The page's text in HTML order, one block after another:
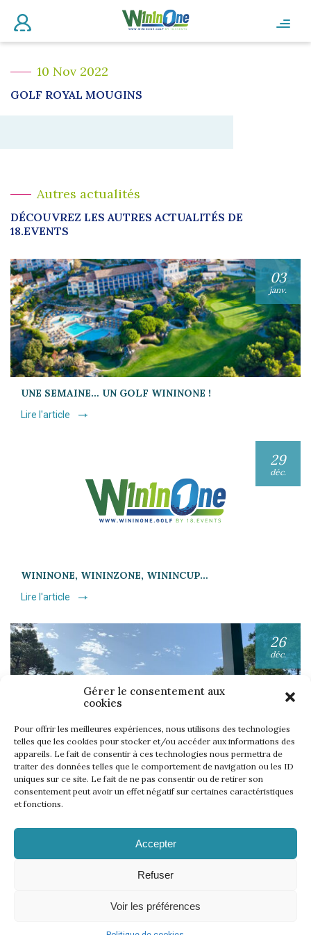
Gérer le consentement aux
cookies
Pour offrir les meilleures expériences, nous utilisons des technologies
telles que les cookies pour stocker et/ou accéder aux informations des
appareils. Le fait de consentir à ces technologies nous permettra de
traiter des données telles que le comportement de navigation ou les ID
uniques sur ce site. Le fait de ne pas consentir ou de retirer son
consentement peut avoir un effet négatif sur certaines caractéristiques
et fonctions.
Accepter
Refuser
Voir les préférences
10 Nov 2022
GOLF ROYAL MOUGINS
Autres actualités
DÉCOUVREZ LES AUTRES ACTUALITÉS DE
18.EVENTS
03
janv.
UNE SEMAINE… UN GOLF WININONE !
Lire l'article
29
déc.
WININONE, WININZONE, WININCUP…
Lire l'article
26
déc.
UNE SEMAINE… TOUS LES GOLFS WININONE !
Lire l'article